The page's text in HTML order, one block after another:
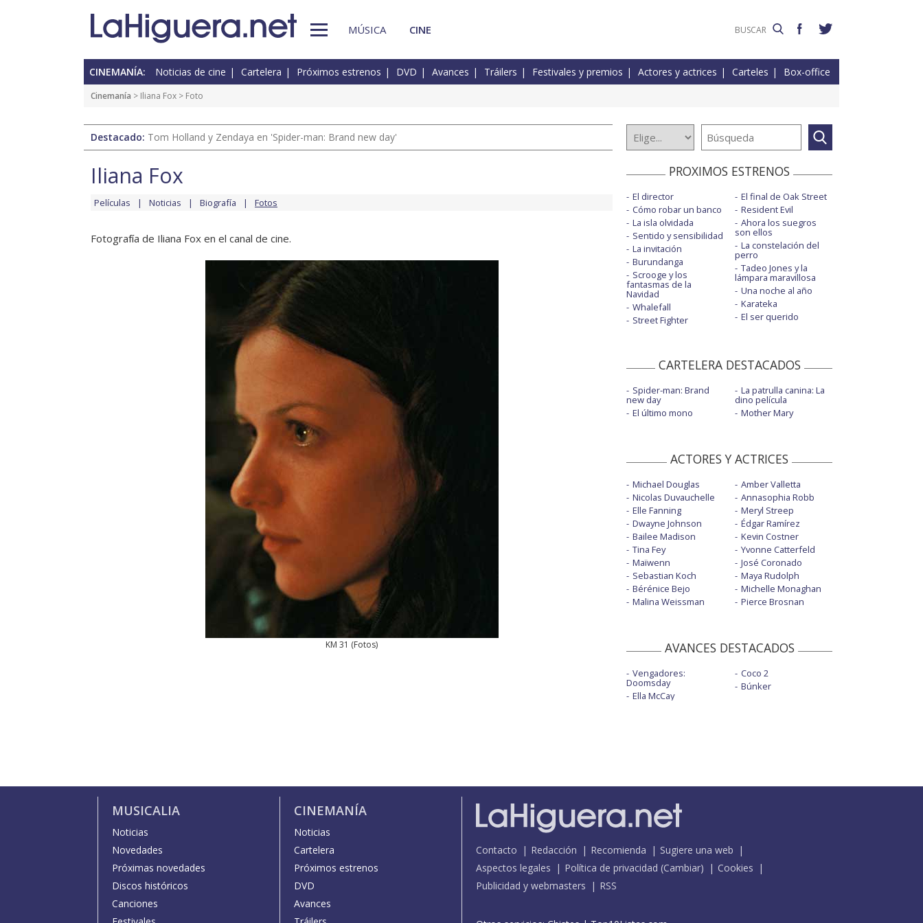
MÚSICA CINE
CINEMANÍA: Noticias de cine Cartelera Próximos estrenos DVD Avances Tráilers Festivales y premios Actores y actrices Carteles Box-office
Cinemanía > Iliana Fox > Foto
Destacado: Tom Holland y Zendaya en 'Spider-man: Brand new day'
Iliana Fox
Películas Noticias Biografía Fotos
Fotografía de Iliana Fox en el canal de cine.
KM 31 (Fotos)
PROXIMOS ESTRENOS
El director
Cómo robar un banco
La isla olvidada
Sentido y sensibilidad
La invitación
Burundanga
Scrooge y los
fantasmas de la
Navidad
Whalefall
Street Fighter
El final de Oak Street
Resident Evil
Ahora los suegros
son ellos
La constelación del
perro
Tadeo Jones y la
lámpara maravillosa
Una noche al año
Karateka
El ser querido
CARTELERA DESTACADOS
Spider-man: Brand
new day
El último mono
La patrulla canina: La
dino película
Mother Mary
ACTORES Y ACTRICES
Michael Douglas
Nicolas Duvauchelle
Elle Fanning
Dwayne Johnson
Bailee Madison
Tina Fey
Maïwenn
Sebastian Koch
Bérénice Bejo
Malina Weissman
Amber Valletta
Annasophia Robb
Meryl Streep
Édgar Ramírez
Kevin Costner
Yvonne Catterfeld
José Coronado
Maya Rudolph
Michelle Monaghan
Pierce Brosnan
AVANCES DESTACADOS
Vengadores:
Doomsday
Ella McCay
Coco 2
Búnker
MUSICALIA
Noticias
Novedades
Próximas novedades
Discos históricos
Canciones
CINEMANÍA
Noticias
Cartelera
Próximos estrenos
DVD
Avances
Contacto Redacción Recomienda
Sugiere una web
Aspectos legales
Política de privacidad (Cambiar)
Cookies
Publicidad y webmasters
RSS